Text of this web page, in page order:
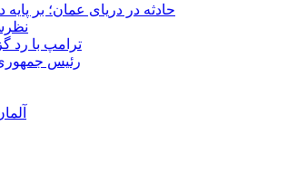
حادثه در دریای عمان؛ بر
ترامپ با رد
رئیس‌